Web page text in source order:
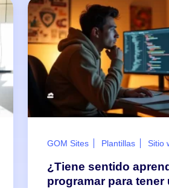
GOM Sites Plantillas Sitio
¿Tiene sentido
programar para tener